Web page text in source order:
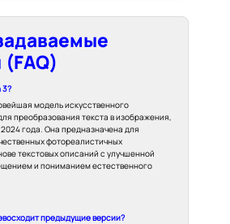
3?
модель искусственного
преобразования текста в изображения,
года. Она предназначена для
фотореалистичных
текстовых описаний с улучшенной
и пониманием естественного
предыдущие версии?